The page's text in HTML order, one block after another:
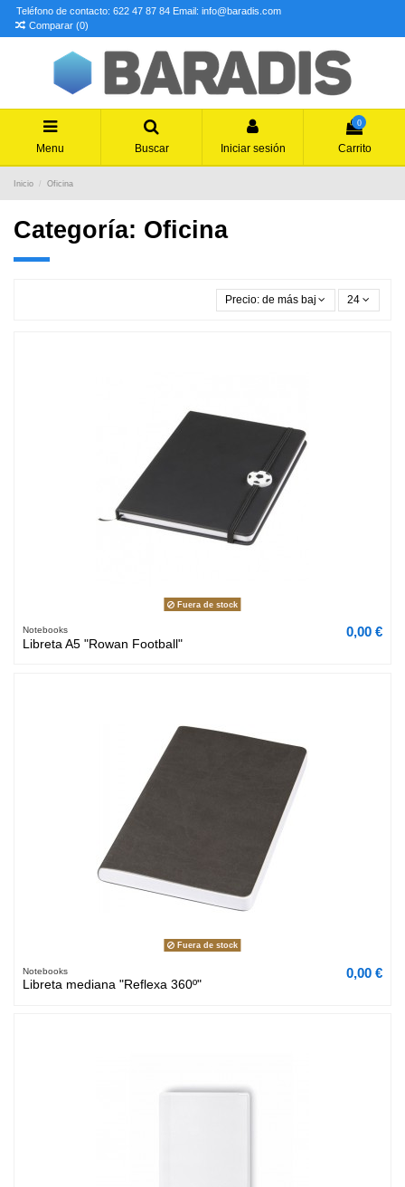
Teléfono de contacto: 622 47 87 84 Email: info@baradis.com
Comparar (0)
Menu Buscar Iniciar sesión
0
Carrito
Inicio Oficina
Categoría: Oficina
Precio: de más bajo a más alto
24
Fuera de stock
Notebooks
Libreta A5 "Rowan Football"
0,00 €
Fuera de stock
Notebooks
Libreta mediana "Reflexa 360º"
0,00 €